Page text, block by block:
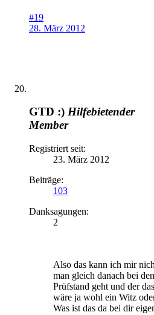
#19
28. März 2012
GTD :) Hilfebietender
Member
Registriert seit:
23. März 2012
Beiträge:
103
Danksagungen:
2
Also das kann ich mir
man gleich danach bei
Prüfstand geht und der
wäre ja wohl ein Witz
Was ist das da bei dir